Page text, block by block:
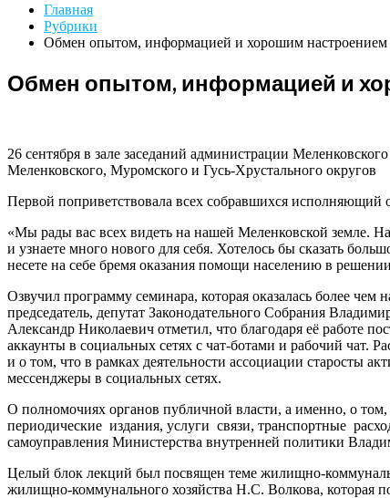
Главная
Рубрики
Обмен опытом, информацией и хорошим настроением
Обмен опытом, информацией и
26 сентября в зале заседаний администрации
Меленковского, Муромского и Гусь-Хрустального округов
Первой поприветствовала всех собравшихся
«Мы рады вас всех видеть на нашей Меленковской земле.
и узнаете много нового для себя. Хотелось бы сказать
несете на себе бремя оказания помощи населению в
Озвучил программу семинара, которая оказалась более
председатель, депутат Законодательного Собрания
Александр Николаевич отметил, что благодаря её работе
аккаунты в социальных сетях с чат-ботами и рабочий чат.
и о том, что в рамках деятельности ассоциации старосты
мессенджеры в социальных сетях.
О полномочиях органов публичной власти, а именно, о
периодические издания, услуги связи, транспортные
самоуправления Министерства внутренней политики
Целый блок лекций был посвящен теме жилищно-
жилищно-коммунального хозяйства Н.С. Волкова, которая